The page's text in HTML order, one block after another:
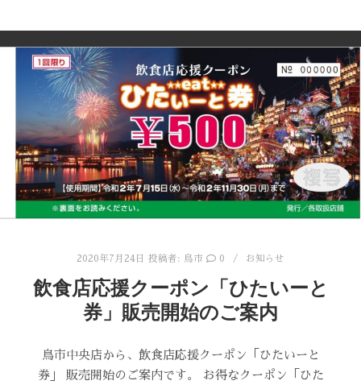
2020年7月24日 投稿者: 鳥市 0 お知らせ
飲食店応援クーポン「ひたいーと
券」販売開始のご案内
鳥市中央店から、飲食店応援クーポン「ひたいーと
券」 販売開始のご案内です。 お得なクーポン「ひた